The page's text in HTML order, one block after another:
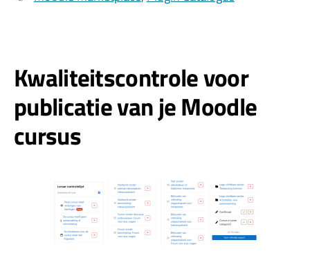
Kwaliteitscontrole voor
publicatie van je Moodle
cursus